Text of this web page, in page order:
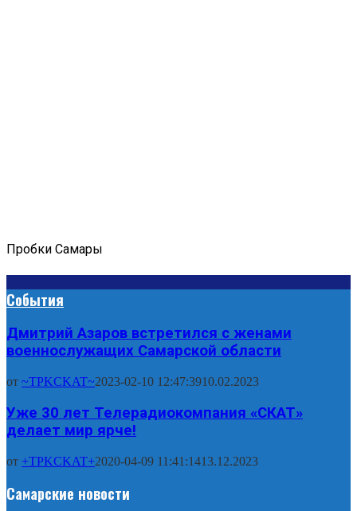
Пробки Самары
События
Дмитрий Азаров встретился с женами
военнослужащих Самарской области
от ~TPKCKAT~2023-02-10 12:47:3910.02.2023
Уже 30 лет Телерадиокомпания «СКАТ»
делает мир ярче!
от +TPKCKAT+2020-04-09 11:41:1413.12.2023
Самарские новости